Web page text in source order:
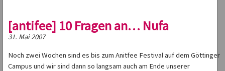
[antifee] 10 Fragen an… Nufa
31. Mai 2007
Noch zwei Wochen sind es bis zum Anitfee Festival auf dem Göttinger
Campus und wir sind dann so langsam auch am Ende unserer